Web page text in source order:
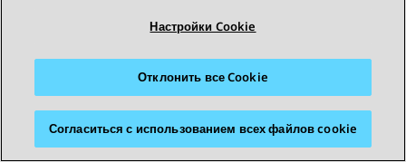
Условия использования
Конфиденциальность
Политика cookie
Товарные знаки
© 2026 Avaya LLC
Настройки Cookie
Отклонить все Cookie
Согласиться с использованием всех файлов cookie